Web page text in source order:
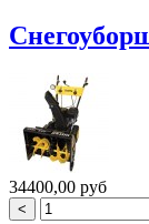
34400,00 руб